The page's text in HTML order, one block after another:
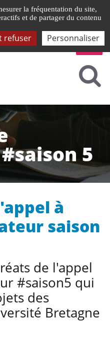
5
à
saison
de l'appel
#saison5 qui
des
Bretagne
la fréquentation du site,
et de partager du contenu
refuser Personnaliser